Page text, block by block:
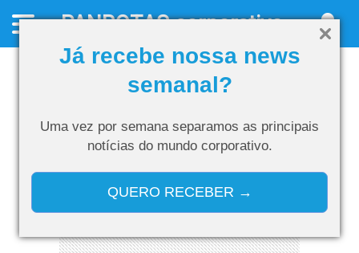
Já recebe nossa news
semanal?
Uma vez por semana separamos as principais
notícias do mundo corporativo.
QUERO RECEBER →
PANROTAScorporativo